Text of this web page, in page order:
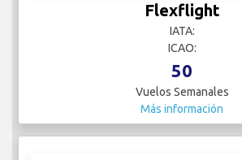
Flexflight
IATA:
ICAO:
50
Vuelos Semanales
Más información